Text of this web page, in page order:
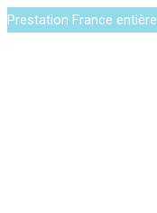
Prestation France entière